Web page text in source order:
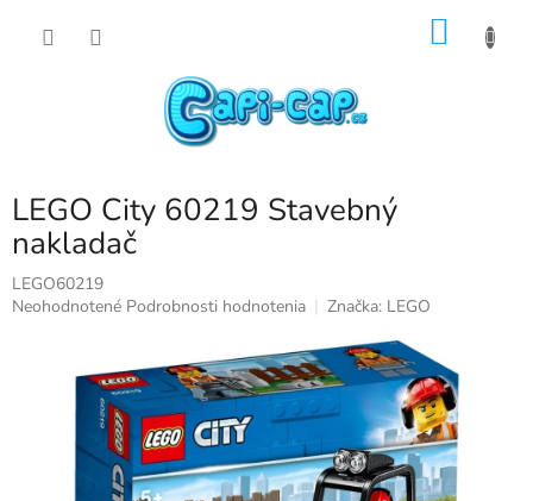
LEGO City 60219 Stavebný
nakladač
LEGO60219
Priemerné
hviezdičiek.
Neohodnotené Podrobnosti hodnotenia Značka: LEGO